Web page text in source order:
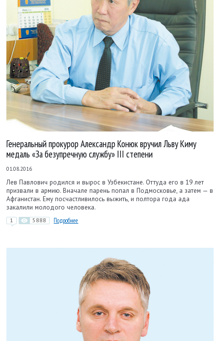
Генеральный прокурор Александр Конюк вручил Льву Киму
медаль «За безупречную службу» III степени
01.08.2016
Лев Павлович родился и вырос в Узбекистане. Оттуда его в 19 лет
призвали в армию. Вначале парень попал в Подмосковье, а затем — в
Афганистан. Ему посчастливилось выжить, и полтора года ада
закалили молодого человека.
1 5888 Подробнее